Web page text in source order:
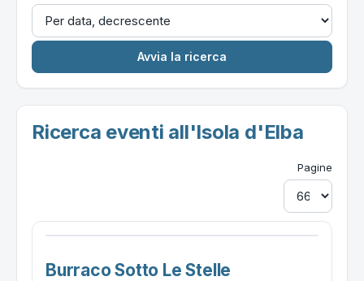
Ricerca eventi all'Isola d'Elba
Pagine
Burraco Sotto Le Stelle